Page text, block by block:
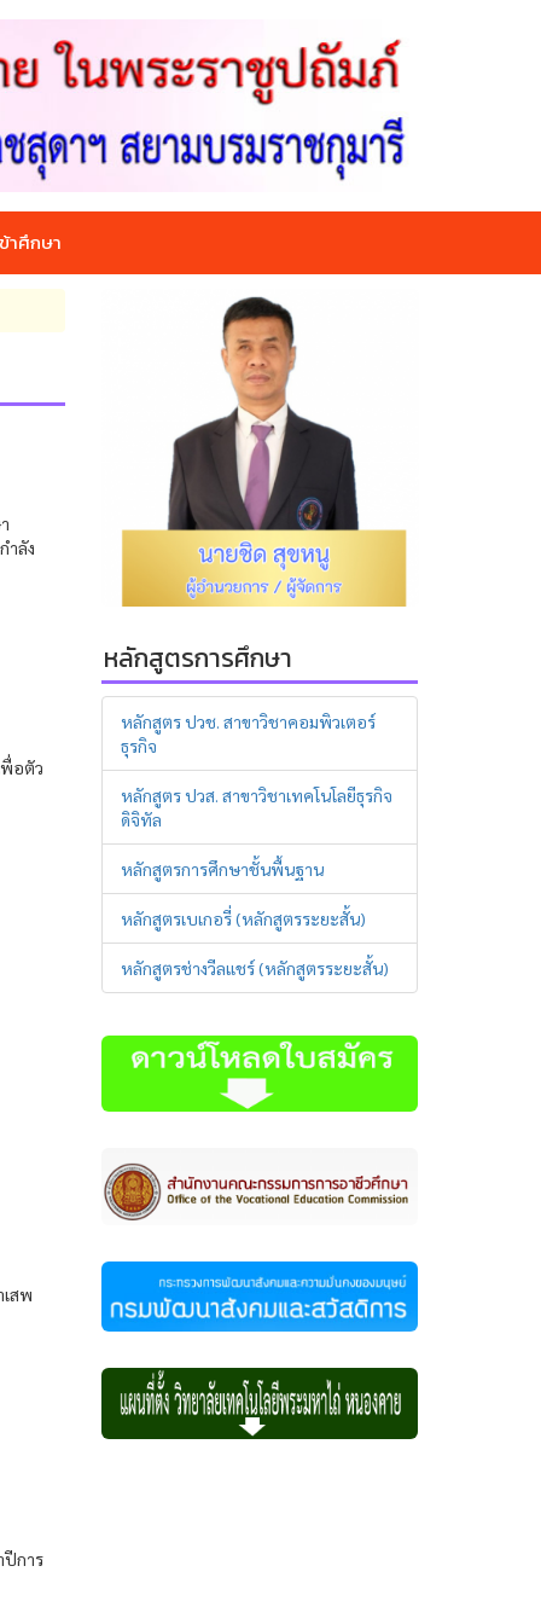
าศึกษา
ำลัง
พื่อตัว
สพ
ปีการ
หลักสูตรการศึกษา
หลักสูตร ปวช. สาขาวิชาคอมพิวเตอร์
ธุรกิจ
หลักสูตร ปวส. สาขาวิชาเทคโนโลยีธุรกิจ
ดิจิทัล
หลักสูตรการศึกษาชั้นพื้นฐาน
หลักสูตรเบเกอรี่ (หลักสูตรระยะสั้น)
หลักสูตรช่างวีลแชร์ (หลักสูตรระยะสั้น)